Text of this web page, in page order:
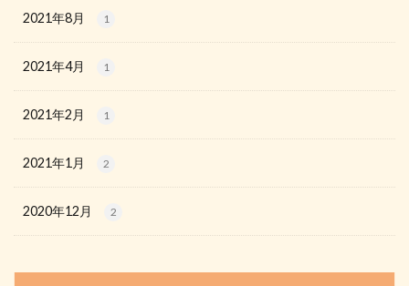
2021年8月 1
2021年4月 1
2021年2月 1
2021年1月 2
2020年12月 2